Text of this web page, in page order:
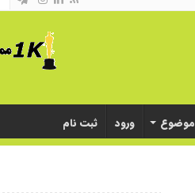
موضوع ورود ثبت نام